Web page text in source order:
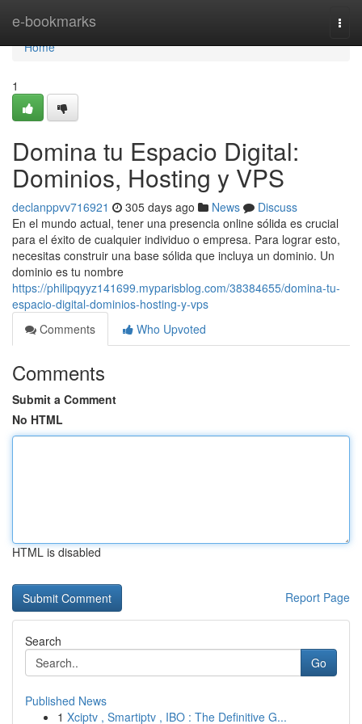
e-bookmarks
Home
Home
1
Domina tu Espacio Digital:
Dominios, Hosting y VPS
declanppvv716921 305 days ago News
Discuss
En el mundo actual, tener una presencia online sólida es crucial
para el éxito de cualquier individuo o empresa. Para lograr esto,
necesitas construir una base sólida que incluya un dominio. Un
dominio es tu nombre
https://philipqyyz141699.myparisblog.com/38384655/domina-tu-
espacio-digital-dominios-hosting-y-vps
Comments
Who Upvoted
Comments
Submit a Comment
No HTML
HTML is disabled
Report Page
Search
Go
Published News
1 Xciptv , Smartiptv , IBO : The Definitive G...